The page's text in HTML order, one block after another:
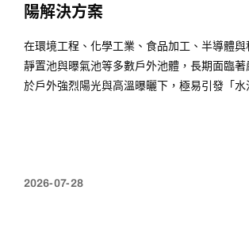
陽解決方案
在環境工程、化學工業、食品加工、半導體
靜置池與曝氣池等多數戶外池體，長期面臨
於戶外強烈陽光與高溫曝曬下，極易引發「
2026-07-28